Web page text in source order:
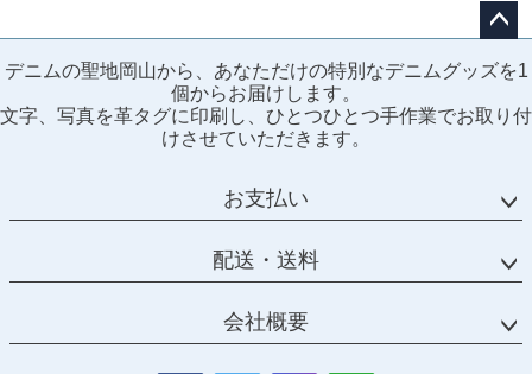
ジト
へ
デニムの聖地岡山から、あなただけの特別なデニムグッズを1
個からお届けします。
文字、写真を革タグに印刷し、ひとつひとつ手作業でお取り付
けさせていただきます。
お支払い
配送・送料
会社概要